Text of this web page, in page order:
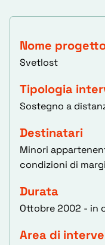
Nome
Svetlost
Tipologia
Sostegno a
Destinatari
Minori
condizioni di
Durata
Ottobre 2002 - in
Area di